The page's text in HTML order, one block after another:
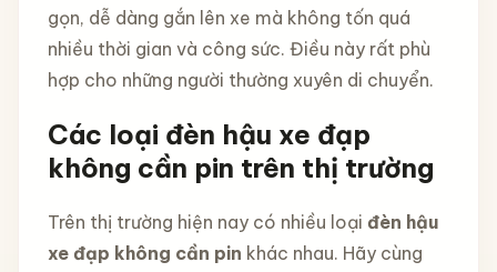
gọn, dễ dàng gắn lên xe mà không tốn quá
nhiều thời gian và công sức. Điều này rất phù
hợp cho những người thường xuyên di chuyển.
Các loại đèn hậu xe đạp
không cần pin trên thị trường
Trên thị trường hiện nay có nhiều loại đèn hậu
xe đạp không cần pin khác nhau. Hãy cùng